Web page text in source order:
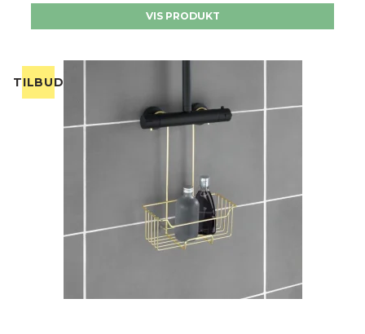
VIS PRODUKT
TILBUD